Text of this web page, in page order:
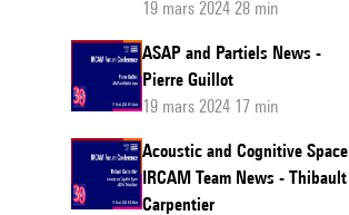
19 mars 2024 28 min
ASAP and Partiels News -
Pierre Guillot
19 mars 2024 17 min
Acoustic and Cognitive Space
IRCAM Team News - Thibault
Carpentier